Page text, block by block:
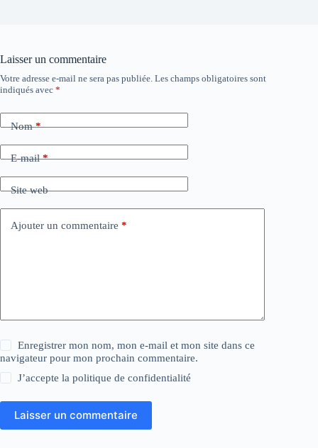
Laisser un commentaire
Votre adresse e-mail ne sera pas publiée. Les champs obligatoires sont
indiqués avec *
Nom*
E-mail*
Site web
Ajouter un commentaire *
Enregistrer mon nom, mon e-mail et mon site dans ce
navigateur pour mon prochain commentaire.
J’accepte lapolitique de confidentialité
Laisser un commentaire